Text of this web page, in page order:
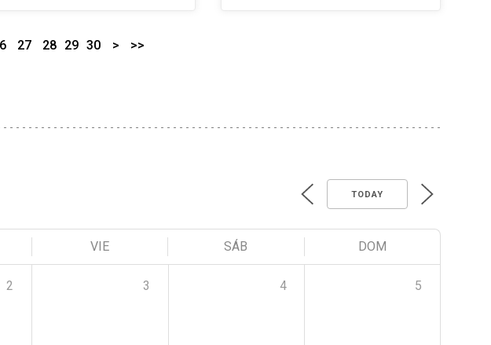
27 28 29 30 > >>
TODAY
VIE SÁB DOM
2 3 4 5